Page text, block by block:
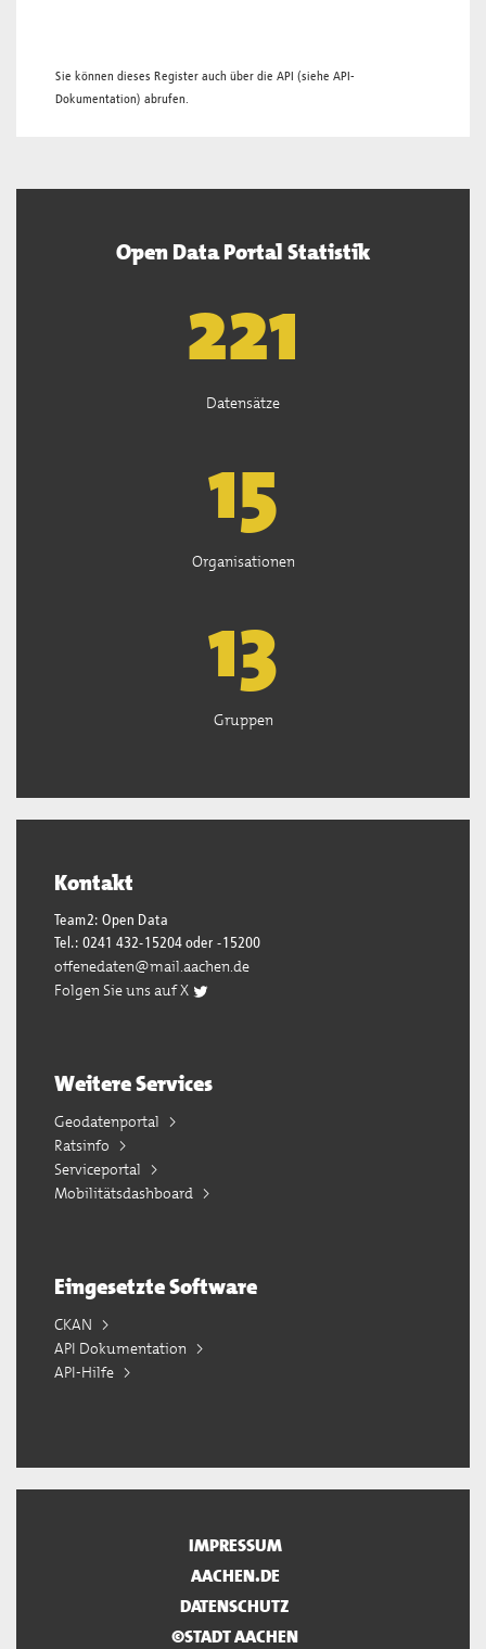
Sie können dieses Register auch über die API (siehe API-
Dokumentation) abrufen.
Open Data Portal Statistik
222
Datensätze
15
Organisationen
13
Gruppen
Kontakt
Team2: Open Data
Tel.: 0241 432-15204 oder -15200
offenedaten@mail.aachen.de
Folgen Sie uns auf X
Weitere Services
Geodatenportal
Ratsinfo
Serviceportal
Mobilitätsdashboard
Eingesetzte Software
CKAN
API Dokumentation
API-Hilfe
IMPRESSUM
AACHEN.DE
DATENSCHUTZ
©STADT AACHEN